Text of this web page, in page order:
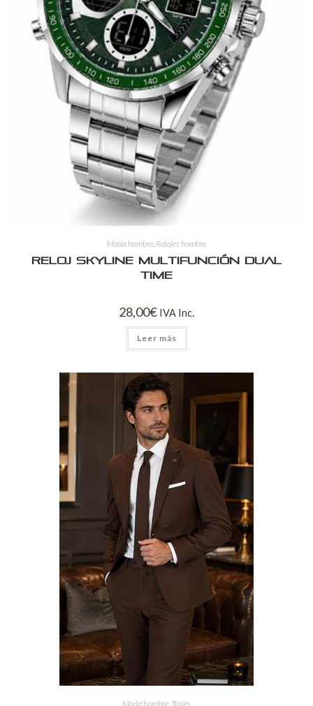
Moda hombre Relojes hombre
Reloj Skyline Multifunción Dual
Time
28,00€ IVA Inc.
Leer más
Moda hombre Trajes